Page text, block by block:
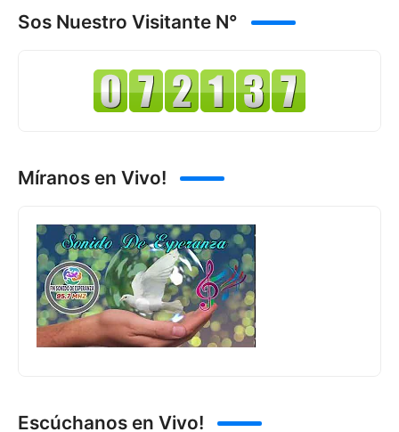
Sos Nuestro Visitante N°
Míranos en Vivo!
Escúchanos en Vivo!